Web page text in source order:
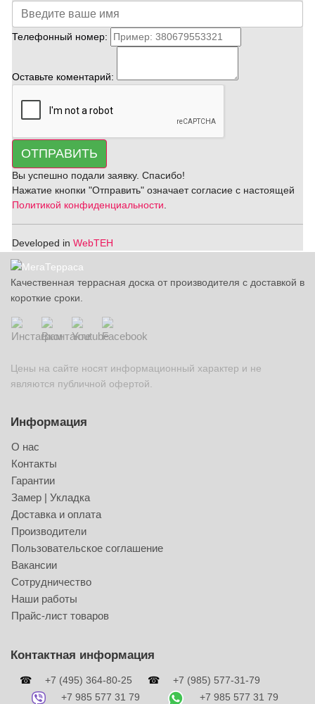
Телефонный номер:
Оставьте коментарий:
ОТПРАВИТЬ
Вы успешно подали заявку. Спасибо!
Нажатие кнопки "Отправить" означает согласие с настоящей
Политикой конфиденциальности
Developed in WebTEH
Качественная террасная доска от производителя с доставкой в
короткие сроки.
Цены на сайте носят информационный характер и не
являются публичной офертой.
Информация
О нас
Контакты
Гарантии
Замер | Укладка
Доставка и оплата
Производители
Пользовательское соглашение
Вакансии
Сотрудничество
Наши работы
Прайс-лист товаров
Контактная информация
☎ +7 (495) 364-80-25 ☎
+7 (985) 577-31-79
+7 985 577 31 79
+7 985 577 31 79